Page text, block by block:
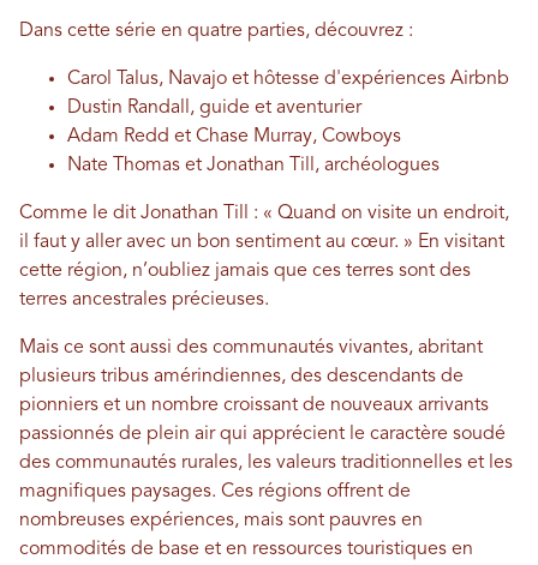
Dans cette série en quatre parties, découvrez :
Carol Talus, Navajo et hôtesse d'expériences Airbnb
Dustin Randall, guide et aventurier
Adam Redd et Chase Murray, Cowboys
Nate Thomas et Jonathan Till, archéologues
Comme le dit Jonathan Till : « Quand on visite un endroit,
il faut y aller avec un bon sentiment au cœur. » En visitant
cette région, n’oubliez jamais que ces terres sont des
terres ancestrales précieuses.
Mais ce sont aussi des communautés vivantes, abritant
plusieurs tribus amérindiennes, des descendants de
pionniers et un nombre croissant de nouveaux arrivants
passionnés de plein air qui apprécient le caractère soudé
des communautés rurales, les valeurs traditionnelles et les
magnifiques paysages. Ces régions offrent de
nombreuses expériences, mais sont pauvres en
commodités de base et en ressources touristiques en